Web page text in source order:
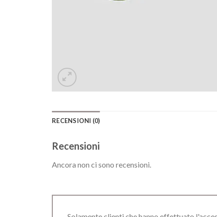
RECENSIONI (0)
Recensioni
Ancora non ci sono recensioni.